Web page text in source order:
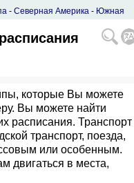
- Северная Америка - Южная
которые Вы можете
Вы можете найти
расписания. Транспорт
транспорт, поезда,
или особенным.
двигаться в места,